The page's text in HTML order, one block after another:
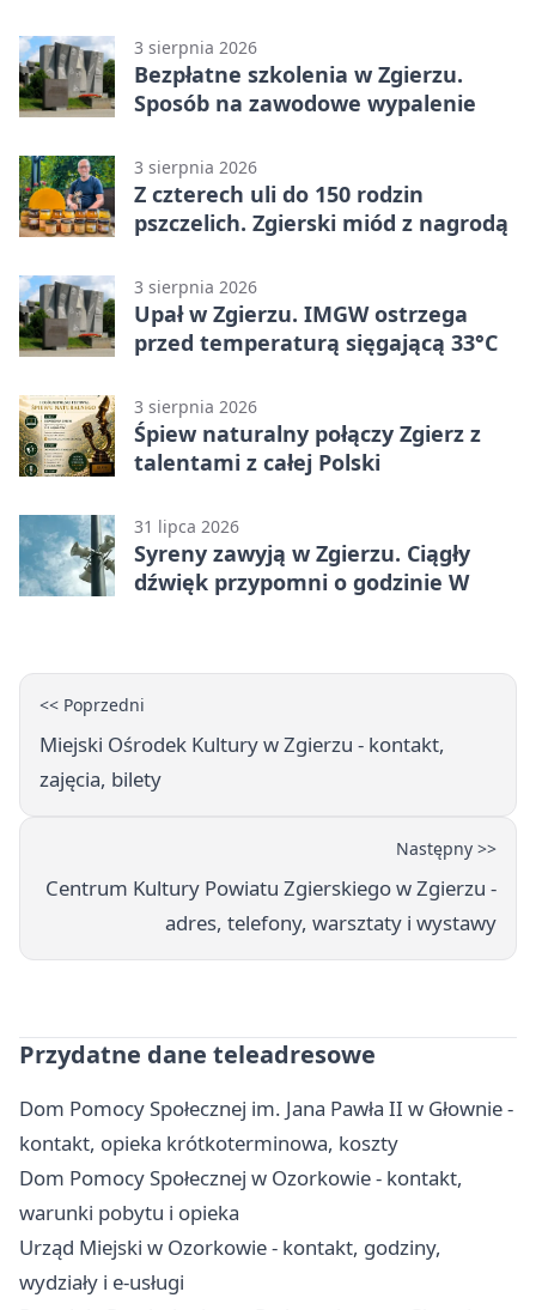
3 sierpnia 2026
Bezpłatne szkolenia w Zgierzu.
Sposób na zawodowe wypalenie
3 sierpnia 2026
Z czterech uli do 150 rodzin
pszczelich. Zgierski miód z nagrodą
3 sierpnia 2026
Upał w Zgierzu. IMGW ostrzega
przed temperaturą sięgającą 33°C
3 sierpnia 2026
Śpiew naturalny połączy Zgierz z
talentami z całej Polski
31 lipca 2026
Syreny zawyją w Zgierzu. Ciągły
dźwięk przypomni o godzinie W
<< Poprzedni
Miejski Ośrodek Kultury w Zgierzu - kontakt,
zajęcia, bilety
Następny >>
Centrum Kultury Powiatu Zgierskiego w Zgierzu -
adres, telefony, warsztaty i wystawy
Przydatne dane teleadresowe
Dom Pomocy Społecznej im. Jana Pawła II w Głownie -
kontakt, opieka krótkoterminowa, koszty
Dom Pomocy Społecznej w Ozorkowie - kontakt,
warunki pobytu i opieka
Urząd Miejski w Ozorkowie - kontakt, godziny,
wydziały i e-usługi